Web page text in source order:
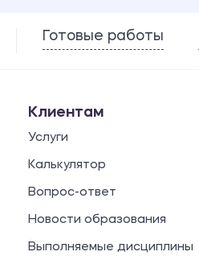
Готовые работы
Клиентам
Услуги
Калькулятор
Вопрос-ответ
Новости образования
Выполняемые дисциплины